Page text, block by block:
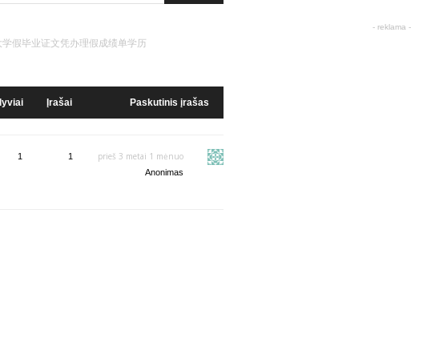
假毕业证文凭办理假成绩单学历
Įrašai Paskutinis įrašas
1 1 prieš 3 metai 1 mėnuo
Anonimas
- reklama -